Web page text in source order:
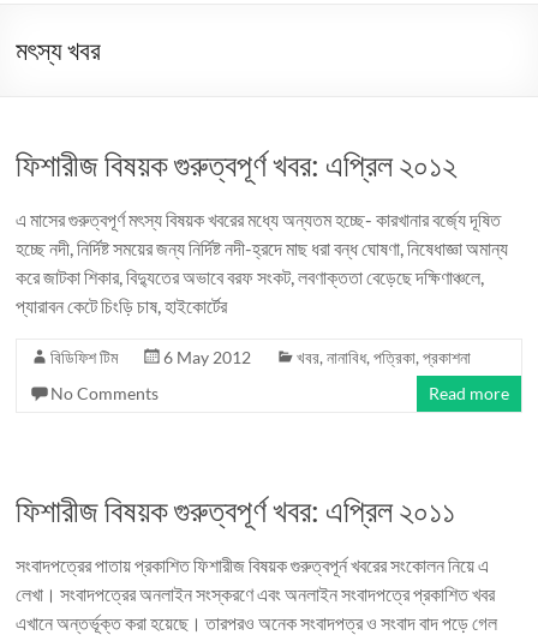
মৎস্য খবর
ফিশারীজ বিষয়ক গুরুত্বপূর্ণ খবর: এপ্রিল ২০১২
এ মাসের গুরুত্বপূর্ণ মৎস্য বিষয়ক খবরের মধ্যে অন্যতম হচ্ছে- কারখানার বর্জ্যে দূষিত
হচ্ছে নদী, নির্দিষ্ট সময়ের জন্য নির্দিষ্ট নদী-হ্রদে মাছ ধরা বন্ধ ঘোষণা, নিষেধাজ্ঞা অমান্য
করে জাটকা শিকার, বিদ্যুতের অভাবে বরফ সংকট, লবণাক্ততা বেড়েছে দক্ষিণাঞ্চলে,
প্যারাবন কেটে চিংড়ি চাষ, হাইকোর্টের
বিডিফিশ টিম 6 May 2012 খবর,নানাবিধ,পত্রিকা,প্রকাশনা
No Comments
Read more
ফিশারীজ বিষয়ক গুরুত্বপূর্ণ খবর: এপ্রিল ২০১১
সংবাদপত্রের পাতায় প্রকাশিত ফিশারীজ বিষয়ক গুরুত্বপূর্ন খবরের সংকোলন নিয়ে এ
লেখা। সংবাদপত্রের অনলাইন সংস্করণে এবং অনলাইন সংবাদপত্রে প্রকাশিত খবর
এখানে অন্তর্ভূক্ত করা হয়েছে। তারপরও অনেক সংবাদপত্র ও সংবাদ বাদ পড়ে গেল